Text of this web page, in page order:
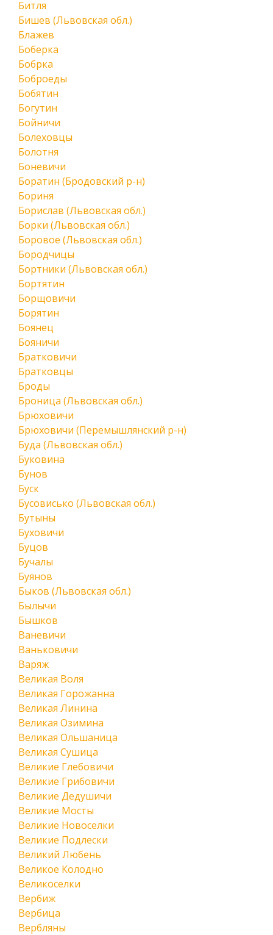
Битля
Бишев (Львовская обл.)
Блажев
Боберка
Бобрка
Боброеды
Бобятин
Богутин
Бойничи
Болеховцы
Болотня
Боневичи
Боратин (Бродовский р-н)
Бориня
Борислав (Львовская обл.)
Борки (Львовская обл.)
Боровое (Львовская обл.)
Бородчицы
Бортники (Львовская обл.)
Бортятин
Борщовичи
Борятин
Боянец
Бояничи
Братковичи
Братковцы
Броды
Броница (Львовская обл.)
Брюховичи
Брюховичи (Перемышлянский р-н)
Буда (Львовская обл.)
Буковина
Бунов
Буск
Бусовисько (Львовская обл.)
Бутыны
Буховичи
Буцов
Бучалы
Буянов
Быков (Львовская обл.)
Былычи
Бышков
Ваневичи
Ваньковичи
Варяж
Великая Воля
Великая Горожанна
Великая Линина
Великая Озимина
Великая Ольшаница
Великая Сушица
Великие Глебовичи
Великие Грибовичи
Великие Дедушичи
Великие Мосты
Великие Новоселки
Великие Подлески
Великий Любень
Великое Колодно
Великоселки
Вербиж
Вербица
Вербляны